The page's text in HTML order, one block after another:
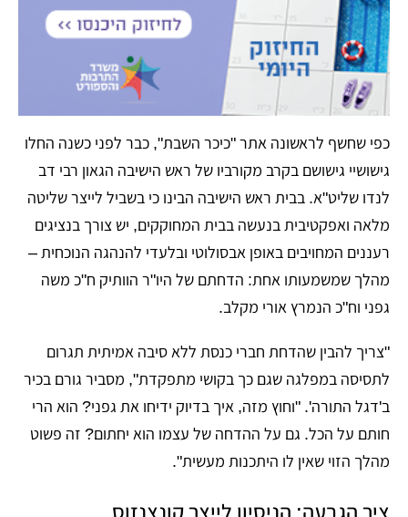
כפי שחשף לראשונה אתר "כיכר השבת", כבר לפני כשנה החלו
גישושיי גישושם בקרב מקורביו של ראש הישיבה הגאון רבי דב
לנדו שליט"א. בבית ראש הישיבה הבינו כי בשביל לייצר שליטה
מלאה ואפקטיבית בנעשה בבית המחוקקים, יש צורך בנציגים
רעננים המחויבים באופן אבסולוטי ובלעדי להנהגה הנוכחית –
מהלך שמשמעותו אחת: הדחתם של היו"ר הוותיק ח"כ משה
גפני וח"כ הנמרץ אורי מקלב.
"צריך להבין שהדחת חברי כנסת ללא סיבה אמיתית תגרום
לתסיסה במפלגה שגם כך בקושי מתפקדת", מסביר גורם בכיר
ב'דגל התורה'. "וחוץ מזה, איך בדיוק ידיחו את גפני? הוא הרי
חותם על הכל. גם על ההדחה של עצמו הוא יחתום? זה פשוט
מהלך הזוי שאין לו היתכנות מעשית".
ציר הגבעה: הניסיון לייצר קונצנזוס